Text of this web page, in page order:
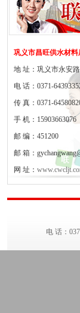
巩义市昌旺供水材料
地 址：巩义市永安
电 话：0371-
传 真：0371-
手 机：15903663076
邮 编：451200
邮 箱：
网 址：
电 话：